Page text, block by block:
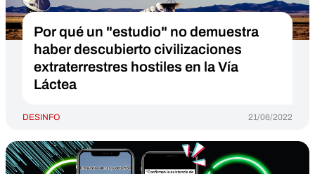
Por qué un "estudio" no demuestra
haber descubierto civilizaciones
extraterrestres hostiles en la Vía
Láctea
DESINFO 21/06/2022